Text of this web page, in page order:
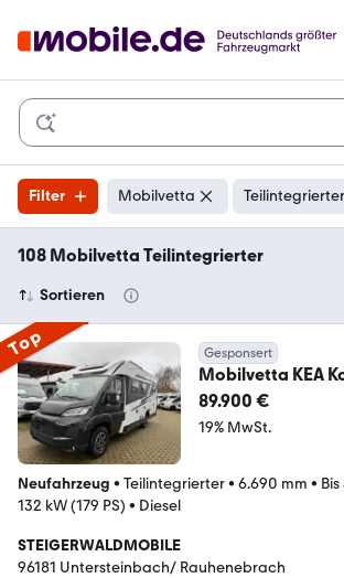
Filter Mobilvetta Teilintegrierter
108 Mobilvetta Teilintegrierter
Sortieren
Top Gesponsert
Mobilvetta KEA
89.900 €
19% MwSt.
Neufahrzeug • Teilintegrierter• 6.690 mm •
132 kW (179 PS) • Diesel
STEIGERWALDMOBILE
96181 Untersteinbach/ Rauhenebrach